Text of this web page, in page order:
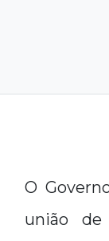
O
união de